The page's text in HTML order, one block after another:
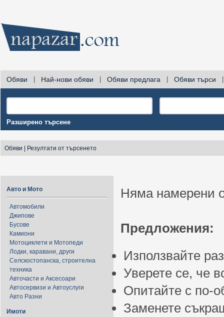
Обяви Най-нови обяви Обяви предлага Обяви търси
Разширено търсене
Обяви Резултати от търсенето
Авто и Мото
Автомобили
Джипове
Бусове
Камиони
Мотоциклети и Мотопеди
Лодки, каравани, други
Селскостопанска, строителна
техника
Авточасти и Аксесоари
Автосервизи и Автоуслуги
Авто Разни
Имоти
Няма намерени
Предложения:
Използвайте
Уверете се, че
Опитайте с по-
Заменете